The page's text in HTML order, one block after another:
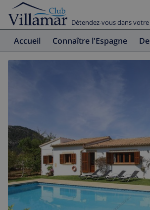
Détendez-vous dans
Accueil Connaître l'Espagne